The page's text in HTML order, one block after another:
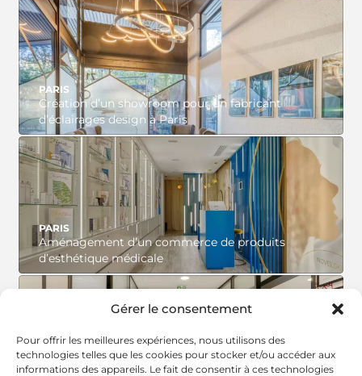
Gérer le consentement
Pour offrir les meilleures expériences, nous utilisons des
technologies telles que les cookies pour stocker et/ou accéder aux
informations des appareils. Le fait de consentir à ces technologies
VOIR LE PROJET
PARIS
Création d’un showroom pour un fabricant
d’éclairages design à Paris
VOIR LE PROJET
PARIS
Aménagement d’un commerce de produits
d’esthétique médicale
VOIR LE PROJET